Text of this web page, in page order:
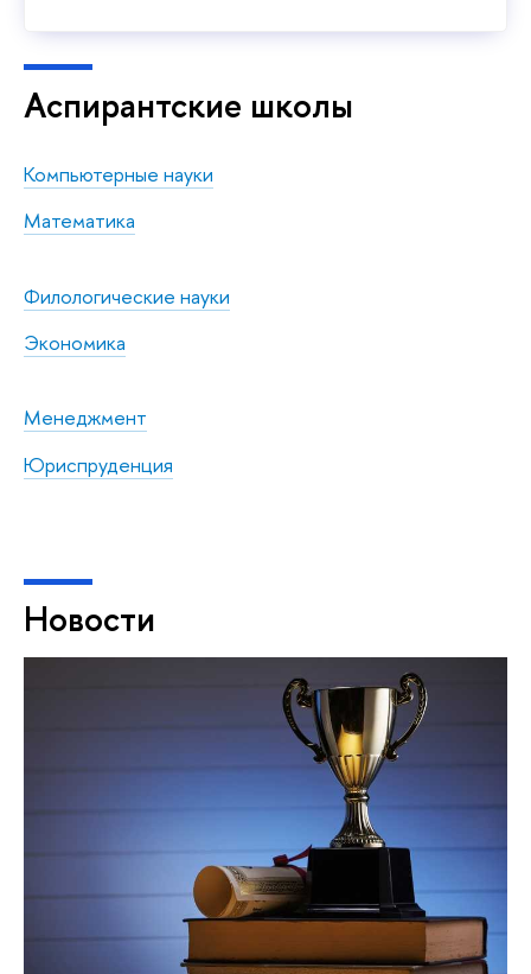
Аспирантские школы
Компьютерные науки
Математика
Филологические науки
Экономика
Менеджмент
Юриспруденция
Новости